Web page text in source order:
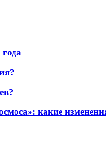
какие